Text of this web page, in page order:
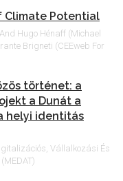
Climate Potential
Hugo Hénaff (Michael
Brigneti (CEEweb For
történet: a
a Dunát a
helyi identitás
Vállalkozási És